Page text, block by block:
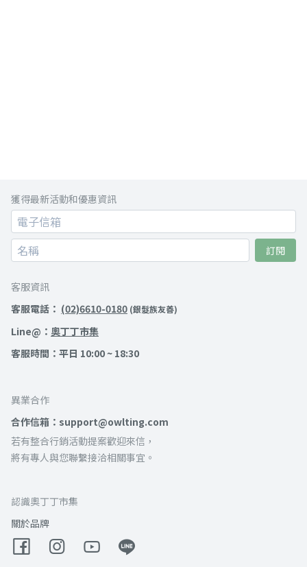
獲得最新活動和優惠資訊
訂閱
客服資訊
客服電話： (02)6610-0180 (銀髮族友善)
Line@： 奧丁丁市集
客服時間：平日 10:00 ~ 18:30
異業合作
合作信箱：support@owlting.com
若有整合行銷活動提案歡迎來信，
將有專人與您聯繫接洽相關事宜。
認識奧丁丁市集
關於品牌